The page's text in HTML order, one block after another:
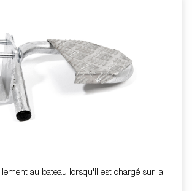
au bateau lorsqu'il est chargé sur la